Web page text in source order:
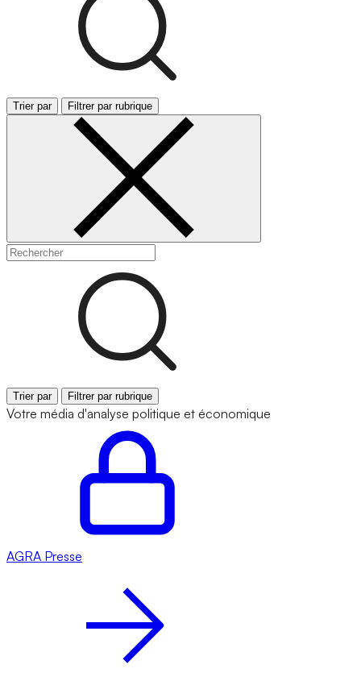
Trier par Filtrer par rubrique
Trier par Filtrer par rubrique
Votre média d'analyse politique et économique
AGRA Presse